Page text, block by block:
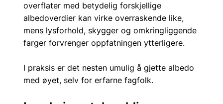
overflater med betydelig forskjellige
albedoverdier kan virke overraskende like,
mens lysforhold, skygger og omkringliggende
farger forvrenger oppfatningen ytterligere.
I praksis er det nesten umulig å gjette albedo
med øyet, selv for erfarne fagfolk.